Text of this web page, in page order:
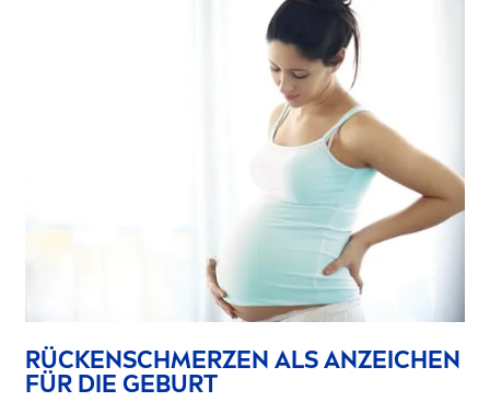
RÜCKENSCHMERZEN ALS ANZEICHEN
FÜR DIE GEBURT